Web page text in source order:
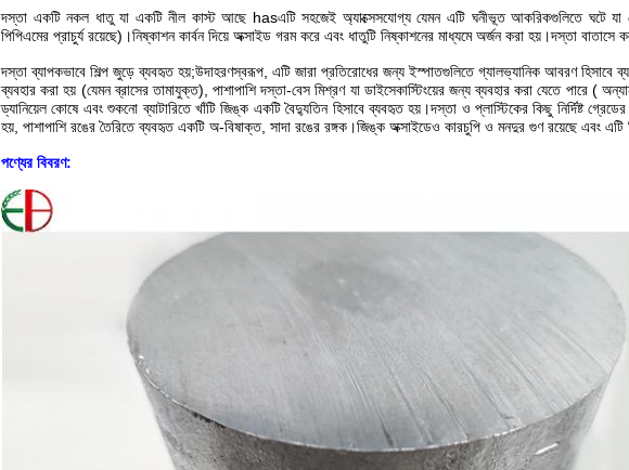
দস্তা একটি নকল ধাতু যা একটি নীল কাস্ট আছে hasএটি সহজেই অ্যাক্সেসযোগ্য যেমন এটি ঘনীভূত আকরিকগুলিতে ঘটে যা
পিপিএমের প্রাচুর্য রয়েছে)।নিষ্কাশন কার্বন দিয়ে অক্সাইড গরম করে এবং ধাতুটি নিষ্কাশনের মাধ্যমে অর্জন করা হয়।দস্তা
দস্তা ব্যাপকভাবে শিল্প জুড়ে ব্যবহৃত হয়;উদাহরণস্বরূপ, এটি জারা প্রতিরোধের জন্য ইস্পাতগুলিতে গ্যালভ্যানিক আবরণ হিসাবে
ব্যবহার করা হয় (যেমন ব্রাসের তামাযুক্ত), পাশাপাশি দস্তা-বেস মিশ্রণ যা ডাইসেকাস্টিংয়ের জন্য ব্যবহার করা যেতে পারে (
ড্যানিয়েল কোষে এবং শুকনো ব্যাটারিতে খাঁটি জিঙ্ক একটি বৈদ্যুতিন হিসাবে ব্যবহৃত হয়।দস্তা ও প্লাস্টিকের কিছু নির্দিষ্ট গ্রেডের
হয়, পাশাপাশি রঙের তৈরিতে ব্যবহৃত একটি অ-বিষাক্ত, সাদা রঙের রঙ্গক।জিঙ্ক অক্সাইডেও কারচুপি ও মনদুর গুণ রয়েছে এবং
পণ্যের বিবরণ: